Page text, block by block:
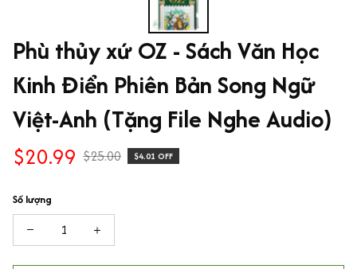
Phù thủy xứ OZ - Sách Văn Học
Kinh Điển Phiên Bản Song Ngữ
Việt-Anh (Tặng File Nghe Audio)
$20.99 $25.00 $4.01 OFF
Số lượng